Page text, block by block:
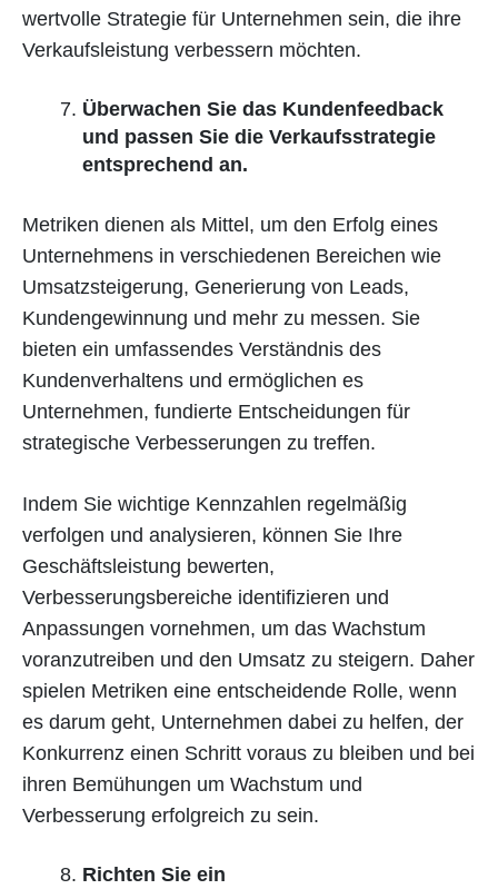
wertvolle Strategie für Unternehmen sein, die ihre
Verkaufsleistung verbessern möchten.
Überwachen Sie das Kundenfeedback
und passen Sie die Verkaufsstrategie
entsprechend an.
Metriken dienen als Mittel, um den Erfolg eines
Unternehmens in verschiedenen Bereichen wie
Umsatzsteigerung, Generierung von Leads,
Kundengewinnung und mehr zu messen. Sie
bieten ein umfassendes Verständnis des
Kundenverhaltens und ermöglichen es
Unternehmen, fundierte Entscheidungen für
strategische Verbesserungen zu treffen.
Indem Sie wichtige Kennzahlen regelmäßig
verfolgen und analysieren, können Sie Ihre
Geschäftsleistung bewerten,
Verbesserungsbereiche identifizieren und
Anpassungen vornehmen, um das Wachstum
voranzutreiben und den Umsatz zu steigern. Daher
spielen Metriken eine entscheidende Rolle, wenn
es darum geht, Unternehmen dabei zu helfen, der
Konkurrenz einen Schritt voraus zu bleiben und bei
ihren Bemühungen um Wachstum und
Verbesserung erfolgreich zu sein.
Richten Sie ein